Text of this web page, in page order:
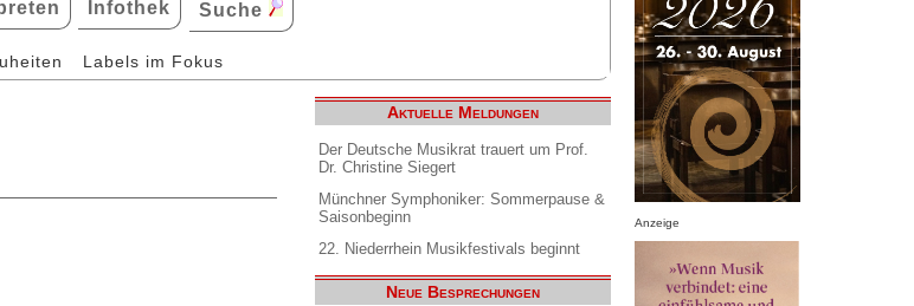
Infothek Suche
Labels im Fokus
Aktuelle Meldungen
Der Deutsche Musikrat trauert um Prof.
Dr. Christine Siegert
Münchner Symphoniker: Sommerpause &
Saisonbeginn
22. Niederrhein Musikfestivals beginnt
Neue Besprechungen
Anzeige